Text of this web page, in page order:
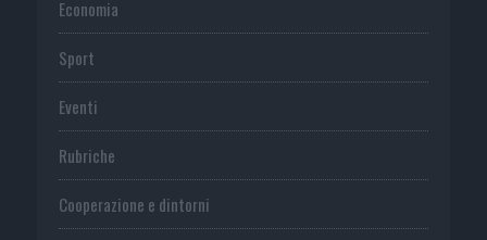
Economia
Sport
Eventi
Rubriche
Cooperazione e dintorni